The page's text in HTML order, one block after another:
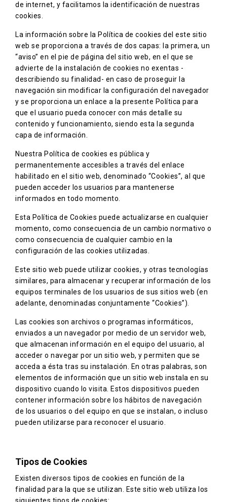
de internet, y facilitamos la identificación de nuestras
cookies.
La información sobre la Política de cookies del este sitio
web se proporciona a través de dos capas: la primera, un
“aviso” en el pie de página del sitio web, en el que se
advierte de la instalación de cookies no exentas -
describiendo su finalidad- en caso de proseguir la
navegación sin modificar la configuración del navegador
y se proporciona un enlace a la presente Política para
que el usuario pueda conocer con más detalle su
contenido y funcionamiento, siendo esta la segunda
capa de información.
Nuestra Política de cookies es pública y
permanentemente accesibles a través del enlace
habilitado en el sitio web, denominado “Cookies”, al que
pueden acceder los usuarios para mantenerse
informados en todo momento.
Esta Política de Cookies puede actualizarse en cualquier
momento, como consecuencia de un cambio normativo o
como consecuencia de cualquier cambio en la
configuración de las cookies utilizadas.
Este sitio web puede utilizar cookies, y otras tecnologías
similares, para almacenar y recuperar información de los
equipos terminales de los usuarios de sus sitios web (en
adelante, denominadas conjuntamente “Cookies”).
Las cookies son archivos o programas informáticos,
enviados a un navegador por medio de un servidor web,
que almacenan información en el equipo del usuario, al
acceder o navegar por un sitio web, y permiten que se
acceda a ésta tras su instalación. En otras palabras, son
elementos de información que un sitio web instala en su
dispositivo cuando lo visita. Estos dispositivos pueden
contener información sobre los hábitos de navegación
de los usuarios o del equipo en que se instalan, o incluso
pueden utilizarse para reconocer el usuario.
Tipos de Cookies
Existen diversos tipos de cookies en función de la
finalidad para la que se utilizan. Este sitio web utiliza los